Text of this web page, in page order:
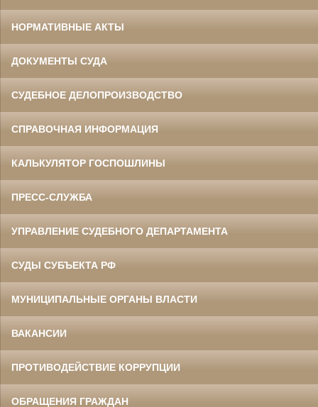
НОРМАТИВНЫЕ АКТЫ
ДОКУМЕНТЫ СУДА
СУДЕБНОЕ ДЕЛОПРОИЗВОДСТВО
СПРАВОЧНАЯ ИНФОРМАЦИЯ
КАЛЬКУЛЯТОР ГОСПОШЛИНЫ
ПРЕСС-СЛУЖБА
УПРАВЛЕНИЕ СУДЕБНОГО ДЕПАРТАМЕНТА
СУДЫ СУБЪЕКТА РФ
МУНИЦИПАЛЬНЫЕ ОРГАНЫ ВЛАСТИ
ВАКАНСИИ
ПРОТИВОДЕЙСТВИЕ КОРРУПЦИИ
ОБРАЩЕНИЯ ГРАЖДАН